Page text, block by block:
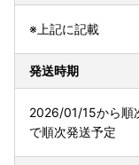
※上記に記載
発送時期
2026/01/15から順
で順次発送予定